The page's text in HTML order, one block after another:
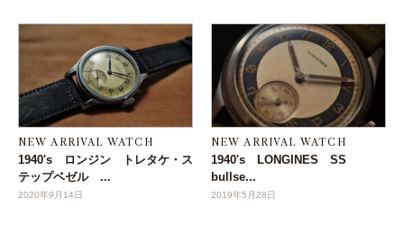
NEW ARRIVAL WATCH
1940's ロンジン トレタケ・ス
テップベゼル ...
2020年9月14日
NEW ARRIVAL WATCH
1940's LONGINES SS
bullse...
2019年5月28日